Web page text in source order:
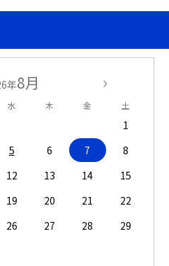
年8月
水 木 金 土
1
5 6 7
8
12 13 14
15
19 20 21
22
26 27 28
29